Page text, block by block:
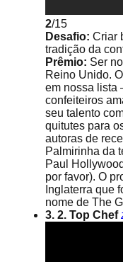
2/15
Desafio: Criar
tradição da
Prêmio: Ser
Reino Unido.
em nossa lista
confeiteiros
seu talento
quitutes para
autoras de
Palmirinha da
Paul
por favor). O
Inglaterra que
nome de The
3. 2. Top Chef